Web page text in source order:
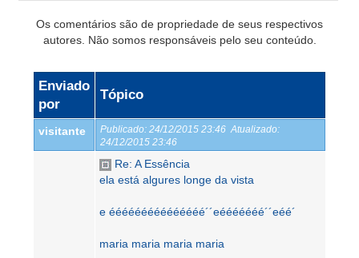
Os comentários são de propriedade de seus respectivos
autores. Não somos responsáveis pelo seu conteúdo.
Enviado
por
Tópico
visitante Publicado: 24/12/2015 23:46 Atualizado:
24/12/2015 23:46
Re: A Essência
ela está algures longe da vista
e ééééééééééééééé´´eééééééé´´eéé´
maria maria maria maria